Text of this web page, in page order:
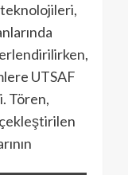
teknolojileri,
UTSAF
Tören,